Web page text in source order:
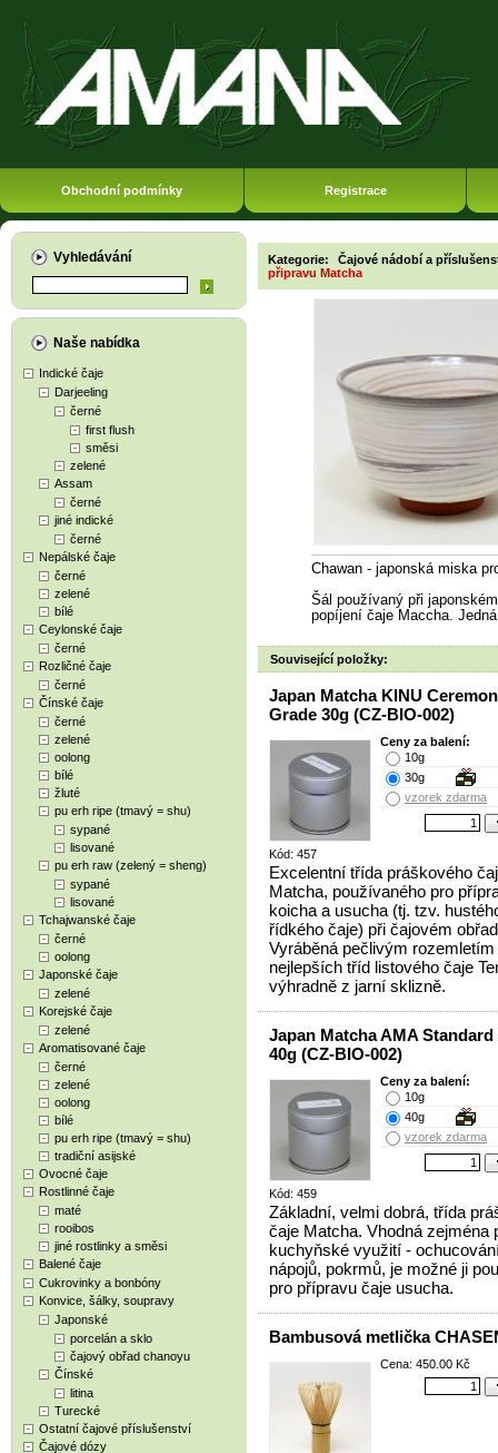
Obchodní podmínky Registrace
Vyhledávání
Naše nabídka
Indické čaje
Darjeeling
černé
first flush
směsi
zelené
Assam
černé
jiné indické
černé
Nepálské čaje
černé
zelené
bílé
Ceylonské čaje
černé
Rozličné čaje
černé
Čínské čaje
černé
zelené
oolong
bílé
žluté
pu erh ripe (tmavý = shu)
sypané
lisované
pu erh raw (zelený = sheng)
sypané
lisované
Tchajwanské čaje
černé
oolong
Japonské čaje
zelené
Korejské čaje
zelené
Aromatisované čaje
černé
zelené
oolong
bílé
pu erh ripe (tmavý = shu)
tradiční asijské
Ovocné čaje
Rostlinné čaje
maté
rooibos
jiné rostlinky a směsi
Balené čaje
Cukrovinky a bonbóny
Konvice, šálky, soupravy
Japonské
porcelán a sklo
čajový obřad chanoyu
Čínské
litina
Turecké
Ostatní čajové příslušenství
Čajové dózy
Kategorie:
Čajové nádobí a
připravu Matcha
Chawan - japonská miska
Šál používaný při
popíjení čaje Maccha.
Související položky:
Japan Matcha KINU
Grade 30g (CZ-BIO-002)
Kód: 457
Ceny za balení:
10g
30g
vzorek zdarma
Excelentní třída práškového
Matcha, používaného pro
koicha a usucha (tj. tzv.
řídkého čaje) při čajovém
Vyráběná pečlivým rozemletím
nejlepších tříd listového čaje
výhradně z jarní sklizně.
Japan Matcha AMA Standard
40g (CZ-BIO-002)
Kód: 459
Ceny za balení:
10g
40g
vzorek zdarma
Základní, velmi dobrá, třída
čaje Matcha. Vhodná zejména
kuchyňské využití -
nápojů, pokrmů, je možné ji
pro přípravu čaje usucha.
Bambusová metlička
Cena: 450.00 Kč